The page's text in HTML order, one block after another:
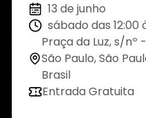
13 de junho
sábado das 12:00
Praça da Luz, s/
São Paulo, São
Brasil
Entrada Gratuita